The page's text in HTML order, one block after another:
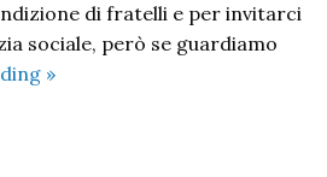
di fratelli e per invitarci
sociale, però se guardiamo
Fratelli
»